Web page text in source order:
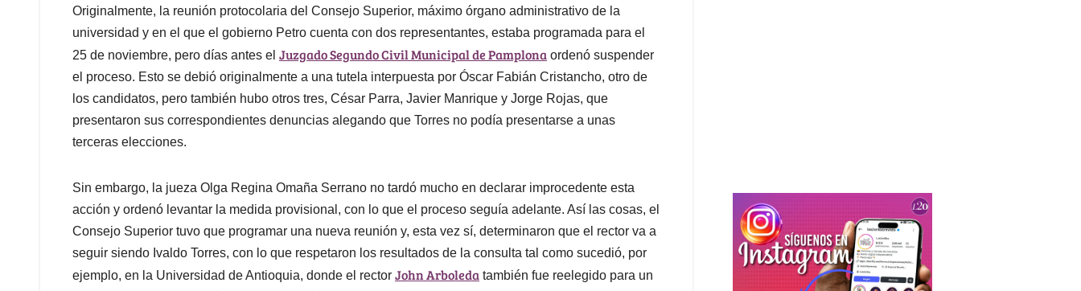
Originalmente, la reunión protocolaria del Consejo Superior, máximo órgano administrativo de la
universidad y en el que el gobierno Petro cuenta con dos representantes, estaba programada para el
25 de noviembre, pero días antes el Juzgado Segundo Civil Municipal de Pamplona ordenó suspender
el proceso. Esto se debió originalmente a una tutela interpuesta por Óscar Fabián Cristancho, otro de
los candidatos, pero también hubo otros tres, César Parra, Javier Manrique y Jorge Rojas, que
presentaron sus correspondientes denuncias alegando que Torres no podía presentarse a unas
terceras elecciones.
Sin embargo, la jueza Olga Regina Omaña Serrano no tardó mucho en declarar improcedente esta
acción y ordenó levantar la medida provisional, con lo que el proceso seguía adelante. Así las cosas, el
Consejo Superior tuvo que programar una nueva reunión y, esta vez sí, determinaron que el rector va a
seguir siendo Ivaldo Torres, con lo que respetaron los resultados de la consulta tal como sucedió, por
ejemplo, en la Universidad de Antioquia, donde el rector John Arboleda también fue reelegido para un